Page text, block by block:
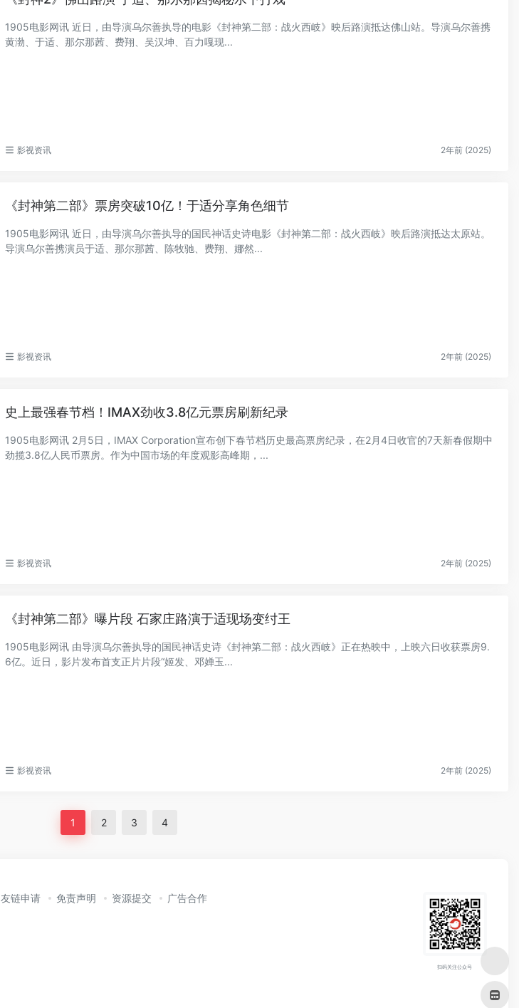
1905电影网讯 近日，由导演乌尔善执导的电影《封神第二部：战火西岐》映后路演抵达佛山站。导演乌尔善携
黄渤、于适、那尔那茜、费翔、吴汉坤、百力嘎现...
影视资讯 2年前 (2025)
《封神第二部》票房突破10亿！于适分享角色细节
1905电影网讯 近日，由导演乌尔善执导的国民神话史诗电影《封神第二部：战火西岐》映后路演抵达太原站。
导演乌尔善携演员于适、那尔那茜、陈牧驰、费翔、娜然...
影视资讯 2年前 (2025)
史上最强春节档！IMAX劲收3.8亿元票房刷新纪录
1905电影网讯 2月5日，IMAX Corporation宣布创下春节档历史最高票房纪录，在2月4日收官的7天新春假期中
劲揽3.8亿人民币票房。作为中国市场的年度观影高峰期，...
影视资讯 2年前 (2025)
《封神第二部》曝片段 石家庄路演于适现场变纣王
1905电影网讯 由导演乌尔善执导的国民神话史诗《封神第二部：战火西岐》正在热映中，上映六日收获票房9.
6亿。近日，影片发布首支正片片段“姬发、邓婵玉...
影视资讯 2年前 (2025)
1 2 3 4
友链申请 免责声明 资源提交 广告合作
扫码关注公众号